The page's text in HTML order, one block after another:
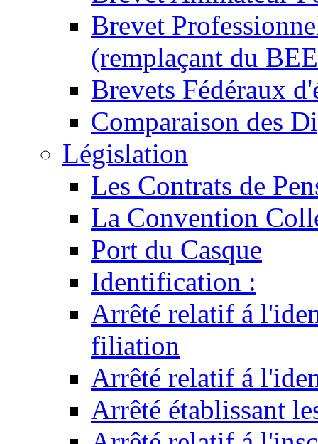
Brevet
(remplaçant du
Brevets Fédéraux
Comparaison des
Législation
Les Contrats de
La Convention
Port du Casque
Identification :
Arrêté relatif á
filiation
Arrêté relatif á
Arrêté établissant